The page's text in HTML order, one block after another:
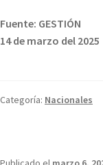
Fuente: GESTIÓN
14 de marzo del 2025
Categoría: Nacionales